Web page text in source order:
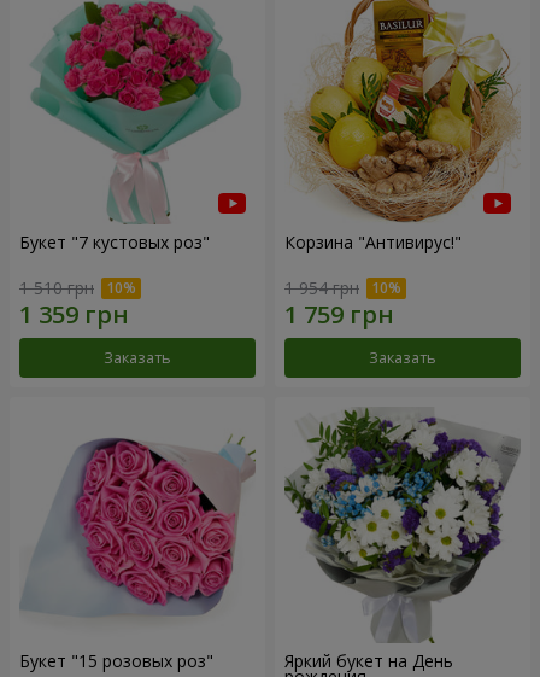
Букет "7 кустовых роз"
1 510 грн
Заказать
Корзина "Антивирус!"
1 954 грн
Заказать
Букет "15 розовых роз" Яркий букет на День